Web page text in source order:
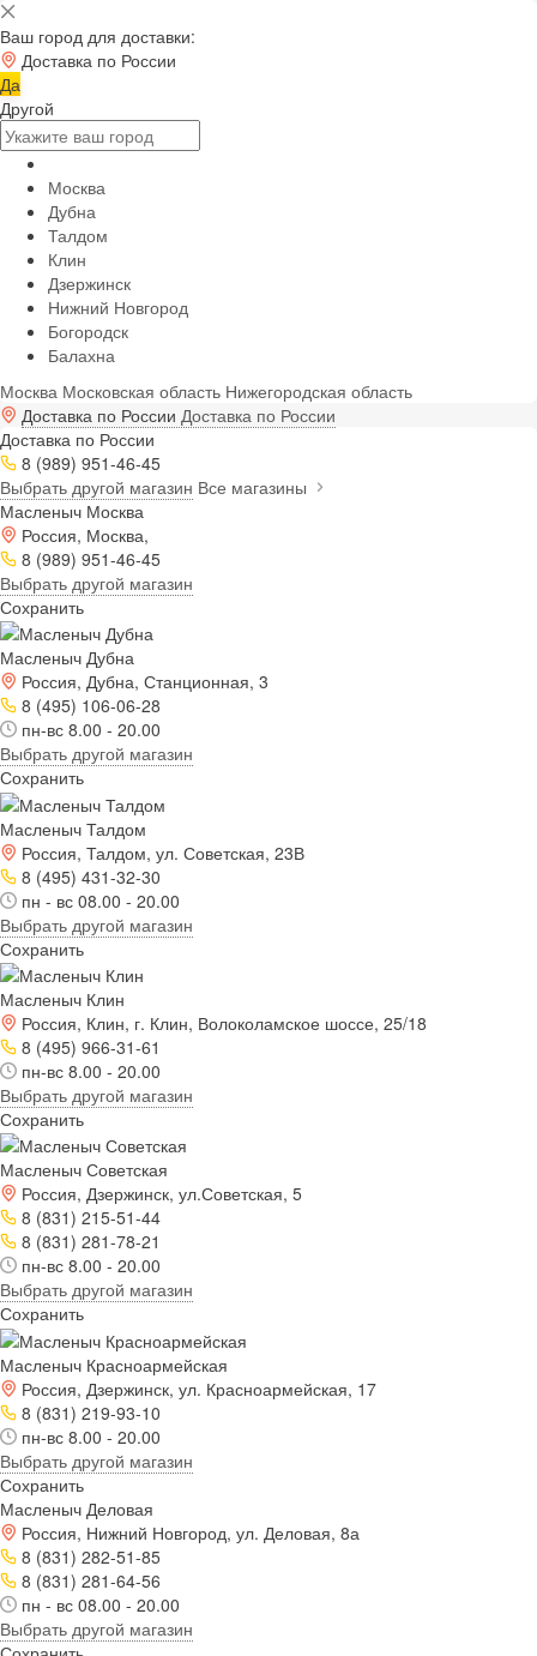
Ваш город для доставки:
Доставка по России
Да
Другой
Москва
Дубна
Талдом
Клин
Дзержинск
Нижний Новгород
Богородск
Балахна
Москва Московская область Нижегородская область
Доставка по России Доставка по России
Доставка по России
8 (989) 951-46-45
Выбрать другой магазин Все магазины
Масленыч Москва
Россия, Москва,
8 (989) 951-46-45
Выбрать другой магазин
Сохранить
Масленыч Дубна
Россия, Дубна, Станционная, 3
8 (495) 106-06-28
пн-вс 8.00 - 20.00
Выбрать другой магазин
Сохранить
Масленыч Талдом
Россия, Талдом, ул. Советская, 23В
8 (495) 431-32-30
пн - вс 08.00 - 20.00
Выбрать другой магазин
Сохранить
Масленыч Клин
Россия, Клин, г. Клин, Волоколамское шоссе, 25/18
8 (495) 966-31-61
пн-вс 8.00 - 20.00
Выбрать другой магазин
Сохранить
Масленыч Советская
Россия, Дзержинск, ул.Советская, 5
8 (831) 215-51-44
8 (831) 281-78-21
пн-вс 8.00 - 20.00
Выбрать другой магазин
Сохранить
Масленыч Красноармейская
Россия, Дзержинск, ул. Красноармейская, 17
8 (831) 219-93-10
пн-вс 8.00 - 20.00
Выбрать другой магазин
Сохранить
Масленыч Деловая
Россия, Нижний Новгород, ул. Деловая, 8а
8 (831) 282-51-85
8 (831) 281-64-56
пн - вс 08.00 - 20.00
Выбрать другой магазин